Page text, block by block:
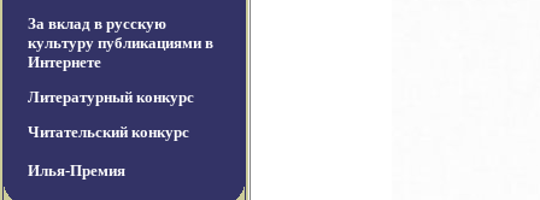
За вклад в русскую
культуру публикациями в
Интернете
Литературный конкурс
Читательский конкурс
Илья-Премия